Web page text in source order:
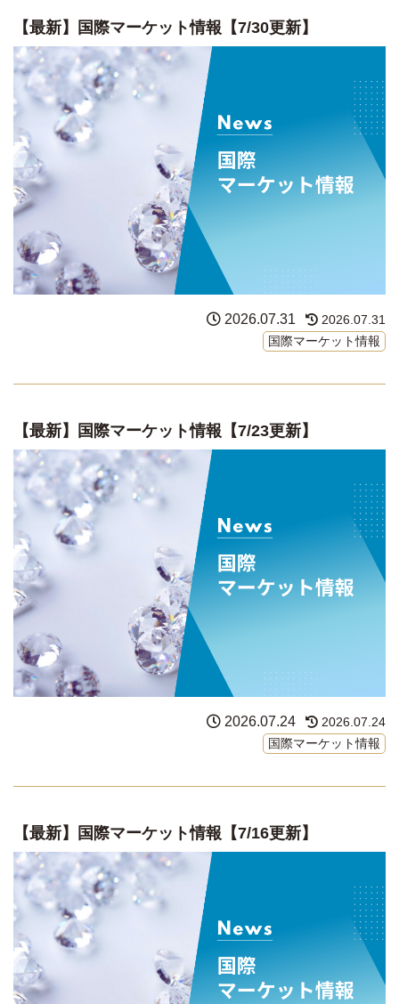
【最新】国際マーケット情報【7/30更新】
2026.07.31
2026.07.31
国際マーケット情報
【最新】国際マーケット情報【7/23更新】
2026.07.24
2026.07.24
国際マーケット情報
【最新】国際マーケット情報【7/16更新】